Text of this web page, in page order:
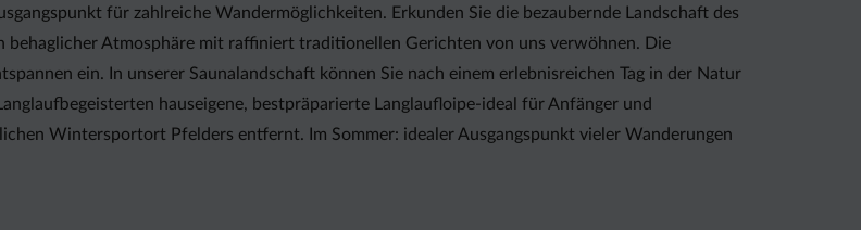
für zahlreiche Wandermöglichkeiten. Erkunden Sie die bezaubernde Landschaft des
behaglicher Atmosphäre mit raffiniert traditionellen Gerichten von uns verwöhnen. Die
ein. In unserer Saunalandschaft können Sie nach einem erlebnisreichen Tag in der Natur
hauseigene, bestpräparierte Langlaufloipe-ideal für Anfänger und
Wintersportort Pfelders entfernt. Im Sommer: idealer Ausgangspunkt vieler Wanderungen